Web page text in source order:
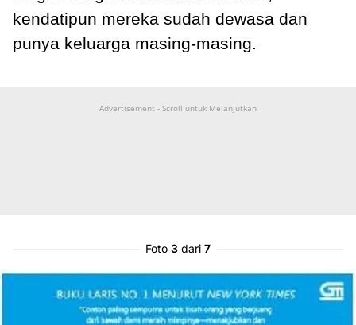
kendatipun mereka sudah dewasa dan
punya keluarga masing-masing.
Advertisement - Scroll untuk Melanjutkan
Foto 3 dari 7